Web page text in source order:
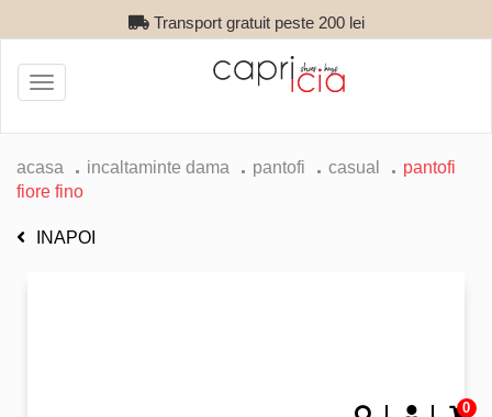
Transport gratuit peste 200 lei
0
Toggle
navigation
acasa incaltaminte dama pantofi casual
pantofi
fiore fino
INAPOI